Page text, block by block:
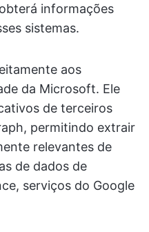
informações
sistemas.
aos
da Microsoft. Ele
de terceiros
permitindo extrair
relevantes de
de dados de
serviços do Google